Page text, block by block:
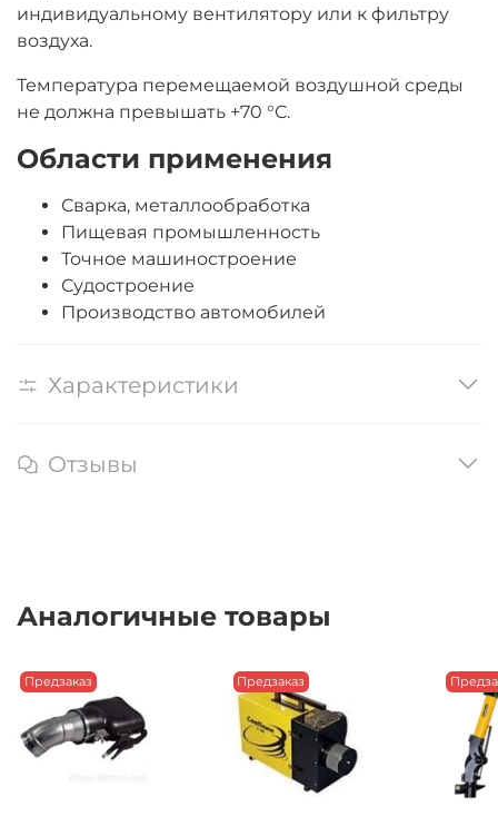
индивидуальному вентилятору или к фильтру
воздуха.
Температура перемещаемой воздушной среды
не должна превышать +70 °С.
Области применения
Сварка, металлообработка
Пищевая промышленность
Точное машиностроение
Судостроение
Производство автомобилей
Характеристики
Отзывы
Аналогичные товары
Предзаказ Предзаказ